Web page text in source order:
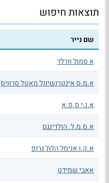
תוצאות חיפוש
שם נייר
א סמול וורלד
א.מ.ס אינטרנשיונל מאטל סרוויס
א.נ.י ס.פ.א
א.ס.מ.ל. הולדינגס
א.ק.ו אנימל הלת' גרופ
אאבי שמידט